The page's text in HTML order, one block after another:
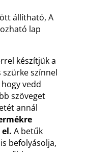
állítható, A
lap
készítjük a
színnel
vedd
szöveget
annál
A betűk
befolyásolja,